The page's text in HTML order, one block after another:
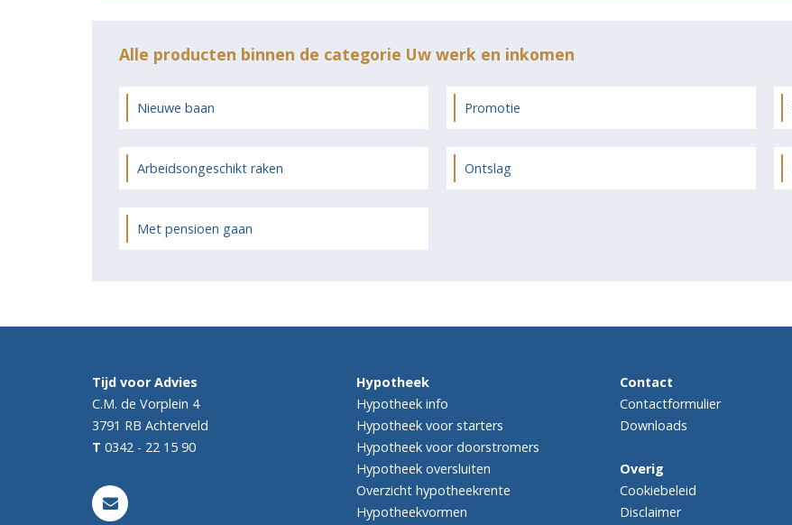
Alle producten binnen de categorie Uw werk en inkomen
Nieuwe baan Promotie
Arbeidsongeschikt raken Ontslag
Met pensioen gaan
Tijd voor Advies
C.M. de Vorplein 4
3791 RB Achterveld
T 0342 - 22 15 90
Hypotheek
Hypotheek info
Hypotheek voor starters
Hypotheek voor doorstromers
Hypotheek oversluiten
Overzicht hypotheekrente
Hypotheekvormen
Contact
Contactformulier
Downloads
Overig
Cookiebeleid
Disclaimer